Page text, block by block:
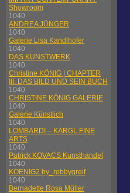
Showroom
1040
ANDREA JÜNGER
1040
Galerie Lisa Kandlhofer
1040
DAS KUNSTWERK
1040
Christine KÖNIG | CHAPTER
III: DAS BILD UND SEIN BUCH
1040
CHRISTINE KÖNIG GALERIE
1040
Galerie Künstlich
1040
LOMBARDI – KARGL FINE
ARTS
1040
Patrick KOVACS Kunsthandel
1040
KOENIG2 by_robbygreif
1040
Bernadette Rosa Müller